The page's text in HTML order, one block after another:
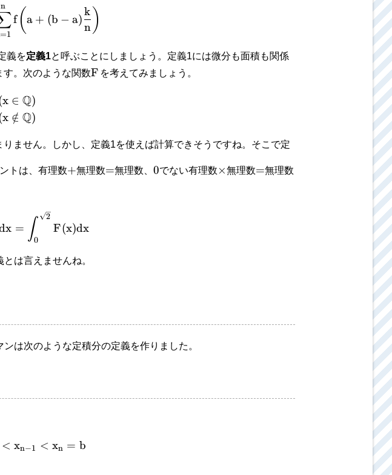
=1
n
f (a + (b − a)
n
k )
義を定義1と呼ぶことにしましょう。定義1には微分も面積も関係
す。次のような関数F を考えてみましょう。
x ∈ Q)
x ∈
/ Q)
ません。しかし、定義1を使えば計算できそうですね。そこで定
トは、有理数+無理数=無理数、 0でない有理数 ×無理数=無理数
x = ∫0
2
F(x)dx
は言えませんね。
は次のような定積分の定義を作りました。
< xn−1 < xn = b